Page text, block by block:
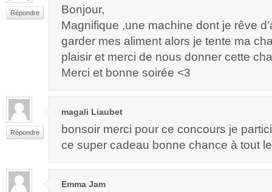
Répondre
Bonjour,
Magnifique ,une machine dont je rêve
garder mes aliment alors je tente ma
plaisir et merci de nous donner cette
Merci et bonne soirée <3
Répondre
magali Liaubet
bonsoir merci pour ce concours je
ce super cadeau bonne chance à tout
Emma Jam